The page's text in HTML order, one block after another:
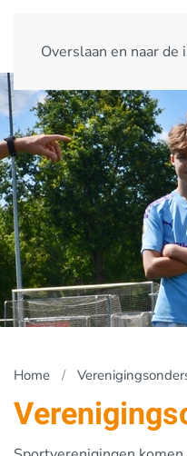
Overslaan en naar de
Home